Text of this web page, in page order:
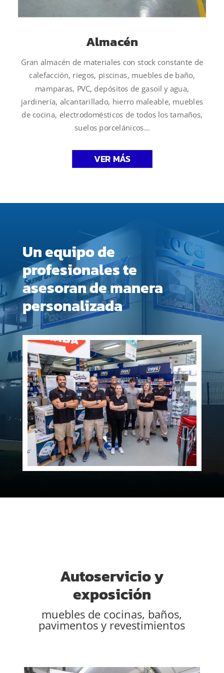
Almacén
Gran almacén de materiales con stock constante de
calefacción, riegos, piscinas, muebles de baño,
mamparas, PVC, depósitos de gasoil y agua,
jardinería, alcantarillado, hierro maleable, muebles
de cocina, electrodomésticos de todos los tamaños,
suelos porcelánicos…
VER MÁS
Un equipo de
profesionales te
asesoran de manera
personalizada
Autoservicio y
exposición
muebles de cocinas, baños,
pavimentos y revestimientos